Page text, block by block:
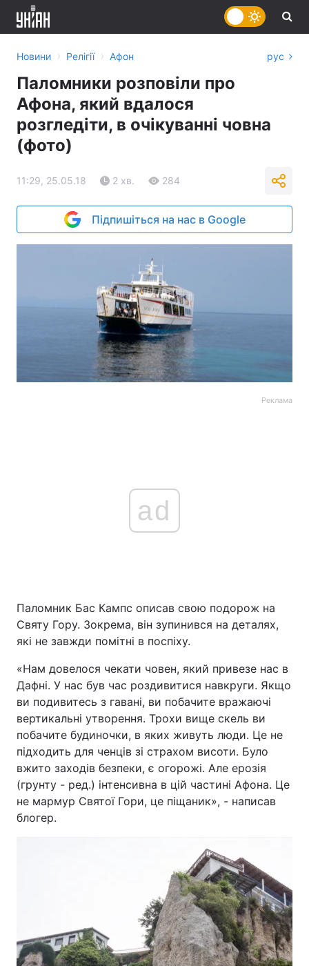
Головна Війна
Україна Політика
Економіка Світ
Спорт Наука
Техно і зв'язок Лайт
Туризм
Погода
Регіони
Лонгріди
Новини › Релігії › Афон рус
Паломники розповіли про
Афона, який вдалося
розгледіти, в очікуванні човна
(фото)
11:29, 25.05.18 2 хв. 284
Підпишіться на нас в Google
Реклама
ad
Паломник Бас Кампс описав свою подорож на
Святу Гору. Зокрема, він зупинився на деталях,
які не завжди помітні в поспіху.
«Нам довелося чекати човен, який привезе нас в
Дафні. У нас був час роздивитися навкруги. Якщо
ви подивитесь з гавані, ви побачите вражаючі
вертикальні утворення. Трохи вище скель ви
побачите будиночки, в яких живуть люди. Це не
підходить для ченців зі страхом висоти. Було
вжито заходів безпеки, є огорожі. Але ерозія
(грунту - ред.) інтенсивна в цій частині Афона. Це
не мармур Святої Гори, це піщаник», - написав
блогер.